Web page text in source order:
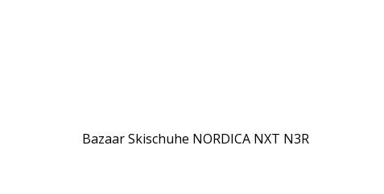
Bazaar Skischuhe NORDICA NXT N3R